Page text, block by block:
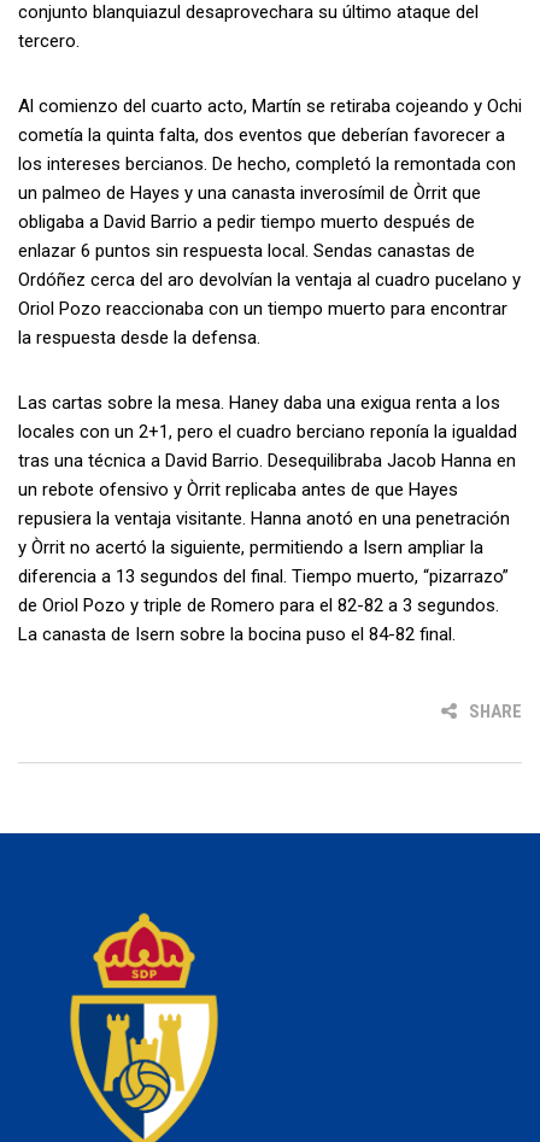
conjunto blanquiazul desaprovechara su último ataque del
tercero.
Al comienzo del cuarto acto, Martín se retiraba cojeando y Ochi
cometía la quinta falta, dos eventos que deberían favorecer a
los intereses bercianos. De hecho, completó la remontada con
un palmeo de Hayes y una canasta inverosímil de Òrrit que
obligaba a David Barrio a pedir tiempo muerto después de
enlazar 6 puntos sin respuesta local. Sendas canastas de
Ordóñez cerca del aro devolvían la ventaja al cuadro pucelano y
Oriol Pozo reaccionaba con un tiempo muerto para encontrar
la respuesta desde la defensa.
Las cartas sobre la mesa. Haney daba una exigua renta a los
locales con un 2+1, pero el cuadro berciano reponía la igualdad
tras una técnica a David Barrio. Desequilibraba Jacob Hanna en
un rebote ofensivo y Òrrit replicaba antes de que Hayes
repusiera la ventaja visitante. Hanna anotó en una penetración
y Òrrit no acertó la siguiente, permitiendo a Isern ampliar la
diferencia a 13 segundos del final. Tiempo muerto, “pizarrazo”
de Oriol Pozo y triple de Romero para el 82-82 a 3 segundos.
La canasta de Isern sobre la bocina puso el 84-82 final.
SHARE